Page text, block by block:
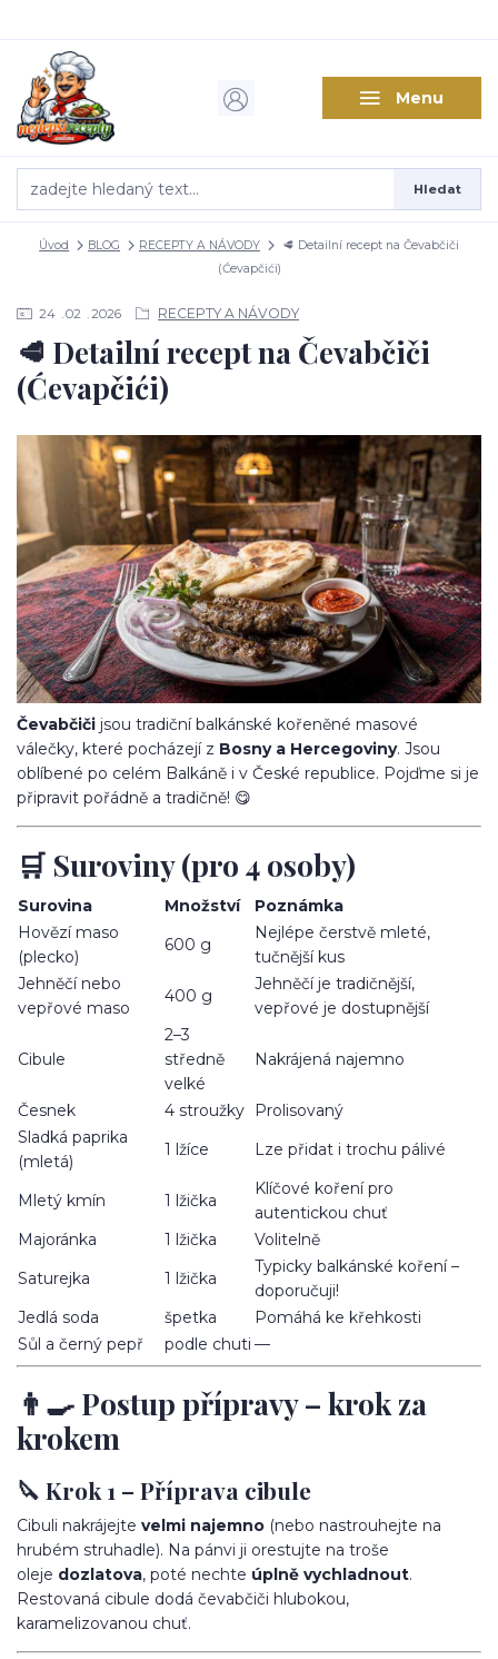
Menu
Hledat
Úvod BLOG RECEPTY A NÁVODY
🥩 Detailní recept na Čevabčiči
(Ćevapčići)
24 02 2026 RECEPTY A NÁVODY
🥩 Detailní recept na Čevabčiči
(Ćevapčići)
Čevabčiči jsou tradiční balkánské kořeněné masové
válečky, které pocházejí z Bosny a Hercegoviny. Jsou
oblíbené po celém Balkáně i v České republice. Pojďme si je
připravit pořádně a tradičně! 😋
🛒 Suroviny (pro 4 osoby)
Surovina Množství
Poznámka
Hovězí maso
(plecko)
600 g
Nejlépe čerstvě mleté,
tučnější kus
Jehněčí nebo
vepřové maso
400 g
Jehněčí je tradičnější,
vepřové je dostupnější
Cibule
2–3
středně
velké
Nakrájená najemno
Česnek 4 stroužky
Prolisovaný
Sladká paprika
(mletá)
1 lžíce Lze přidat i trochu pálivé
Mletý kmín 1 lžička
Klíčové koření pro
autentickou chuť
Majoránka
1 lžička
Volitelně
Saturejka
1 lžička
Typicky balkánské koření –
doporučuji!
Jedlá soda
špetka
Pomáhá ke křehkosti
Sůl a černý pepř
podle chuti —
👨‍🍳 Postup přípravy – krok za
krokem
🔪 Krok 1 – Příprava cibule
Cibuli nakrájejte velmi najemno (nebo nastrouhejte na
hrubém struhadle). Na pánvi ji orestujte na troše
oleje dozlatova, poté nechte úplně vychladnout.
Restovaná cibule dodá čevabčiči hlubokou,
karamelizovanou chuť.